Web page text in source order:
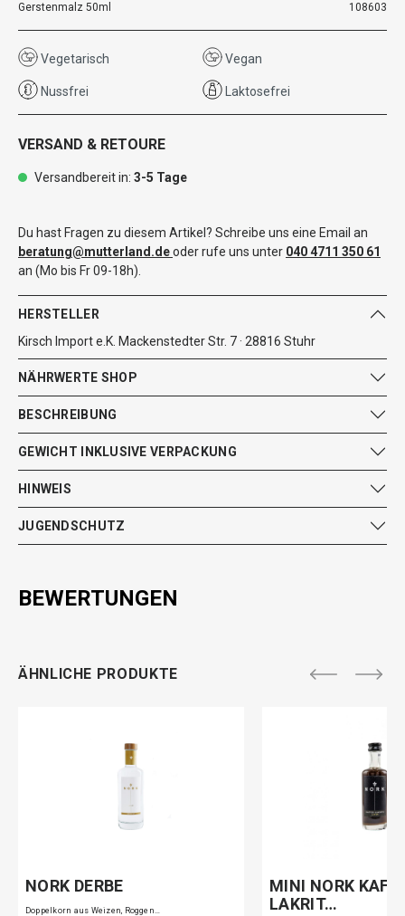
Gerstenmalz 50ml
108603
Vegetarisch Vegan
Nussfrei Laktosefrei
VERSAND & RETOURE
Versandbereit in: 3-5 Tage
Du hast Fragen zu diesem Artikel? Schreibe uns eine Email an
beratung@mutterland.deoder rufe uns unter 040 4711 350 61
an (Mo bis Fr 09-18h).
HERSTELLER
Kirsch Import e.K. Mackenstedter Str. 7 · 28816 Stuhr
NÄHRWERTE SHOP
BESCHREIBUNG
GEWICHT INKLUSIVE VERPACKUNG
HINWEIS
JUGENDSCHUTZ
BEWERTUNGEN
ÄHNLICHE PRODUKTE
NORK DERBE
Doppelkorn aus Weizen, Roggen…
MINI NORK
LAKRIT…